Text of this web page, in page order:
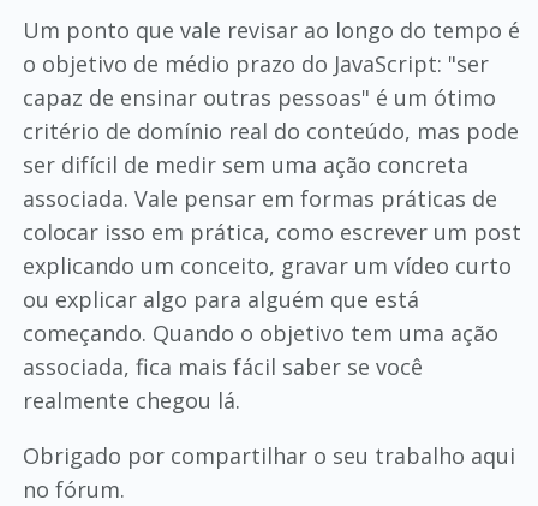
Um ponto que vale revisar ao longo do tempo é
o objetivo de médio prazo do JavaScript: "ser
capaz de ensinar outras pessoas" é um ótimo
critério de domínio real do conteúdo, mas pode
ser difícil de medir sem uma ação concreta
associada. Vale pensar em formas práticas de
colocar isso em prática, como escrever um post
explicando um conceito, gravar um vídeo curto
ou explicar algo para alguém que está
começando. Quando o objetivo tem uma ação
associada, fica mais fácil saber se você
realmente chegou lá.
Obrigado por compartilhar o seu trabalho aqui
no fórum.